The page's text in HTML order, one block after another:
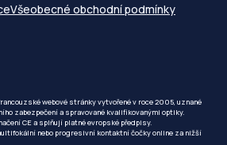
Všeobecné obchodní podmínky
webové stránky vytvořené v roce 2005, uznané
zabezpečení a spravované kvalifikovanými optiky.
CE a splňují platné evropské předpisy.
nebo progresivní kontaktní čočky online za nižší